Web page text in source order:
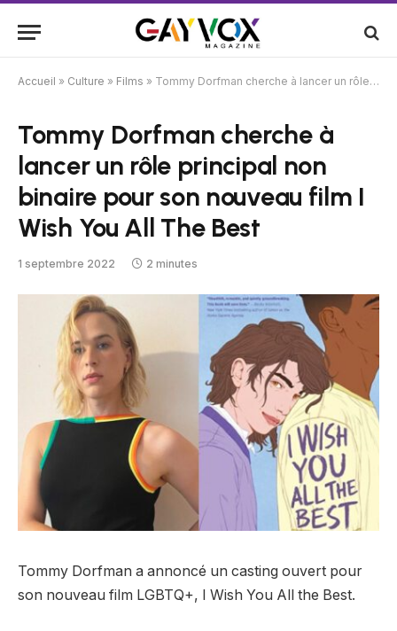
Accueil » Culture » Films » Tommy Dorfman cherche à lancer un rôle principal non binaire pour son nouveau film I Wish You All The Best
Tommy Dorfman cherche à
lancer un rôle principal non
binaire pour son nouveau film I
Wish You All The Best
1 septembre 2022 2 minutes
Tommy Dorfman a annoncé un casting ouvert pour
son nouveau film LGBTQ+, I Wish You All the Best.